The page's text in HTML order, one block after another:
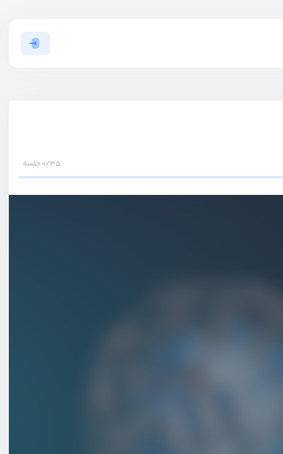
0/35 جلسه